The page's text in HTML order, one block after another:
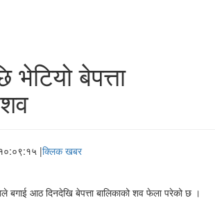
बेपत्ता
|क्लिक खबर
बगाई आठ दिनदेखि बेपत्ता बालिकाको शव फेला परेको छ ।